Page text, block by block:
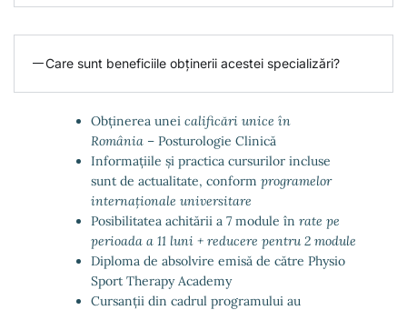
Care sunt beneficiile obținerii acestei specializări?
Obținerea unei calificări unice în
România – Posturologie Clinică
Informațiile și practica cursurilor incluse
sunt de actualitate, conform programelor
internaționale universitare
Posibilitatea achitării a 7 module în rate pe
perioada a 11 luni + reducere pentru 2 module
Diploma de absolvire emisă de către Physio
Sport Therapy Academy
Cursanții din cadrul programului au